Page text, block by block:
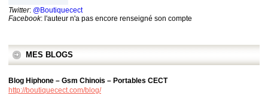
Twitter: @Boutiquecect
Facebook: l'auteur n'a pas encore renseigné son compte
MES BLOGS
Blog Hiphone – Gsm Chinois – Portables CECT
http://boutiquecect.com/blog/